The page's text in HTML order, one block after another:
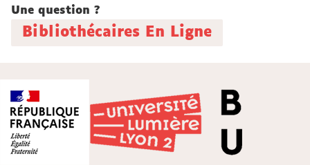
Une question ?
Bibliothécaires En Ligne